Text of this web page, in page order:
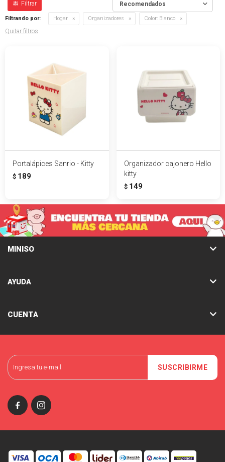
Recomendados
Filtrando por: Hogar Organizadores Color: Blanco
Quitar filtros
Portalápices Sanrio - Kitty
$ 189
Organizador cajonero Hello
kitty
$ 149
SUSCRIBIRME
 
MINISO
AYUDA
CUENTA